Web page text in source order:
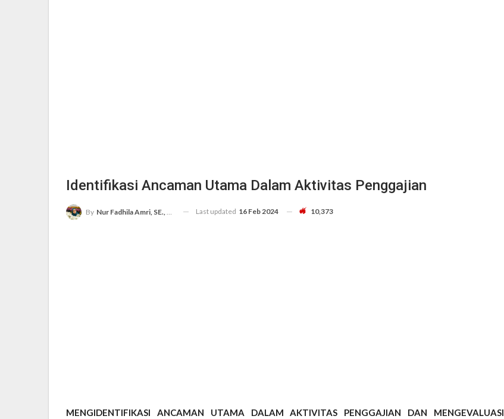
Identifikasi Ancaman Utama Dalam Aktivitas Penggajian
By Nur Fadhila Amri, SE., Ak., M.Si Last updated 16 Feb 2024 10,373
MENGIDENTIFIKASI ANCAMAN UTAMA DALAM AKTIVITAS PENGGAJIAN DAN MENGEVALUASI